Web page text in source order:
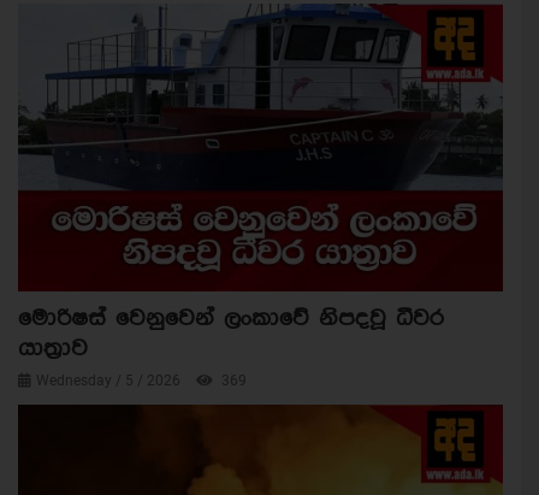
මොරිෂස් වෙනුවෙන් ලංකාවේ නිපදවූ ධීවර
යාත්‍රාව
Wednesday / 5 / 2026 369